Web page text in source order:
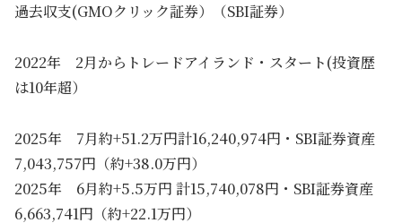
過去収支(GMOクリック証券）（SBI証券）
2022年 2月からトレードアイランド・スタート(投資歴
は10年超）
2025年 7月約+51.2万円計16,240,974円・SBI証券資産
7,043,757円（約+38.0万円）
2025年 6月約+5.5万円 計15,740,078円・SBI証券資産
6,663,741円（約+22.1万円）